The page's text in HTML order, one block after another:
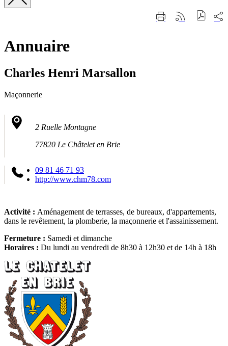
Fermer
ImprimerGénérer
sur
Annuaire
Charles Henri Marsallon
Maçonnerie
2 Ruelle Montagne
77820 Le Châtelet en Brie
09 81 46 71 93
http://www.chm78.com
Activité : Aménagement de terrasses, de bureaux, d'appartements,
dans le revêtement, la plomberie, la maçonnerie et l'assainissement.
Fermeture : Samedi et dimanche
Horaires : Du lundi au vendredi de 8h30 à 12h30 et de 14h à 18h